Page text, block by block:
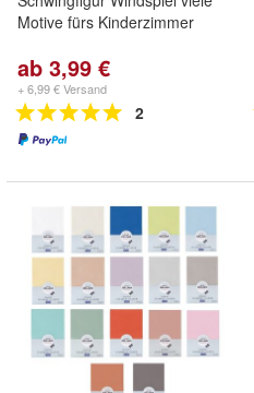
Motive fürs Kinderzimmer
ab 3,99 €
+ 6,99 € Versand
2